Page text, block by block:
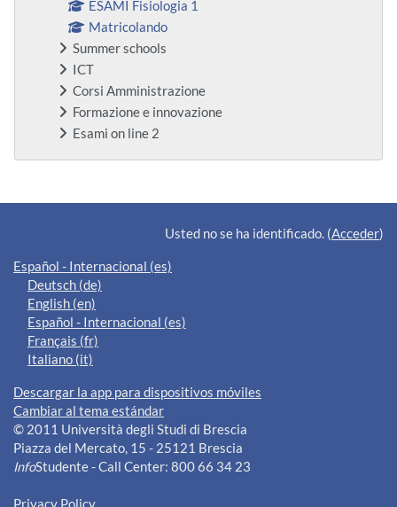
ESAMI Fisiologia 1
Matricolando
Summer schools
ICT
Corsi Amministrazione
Formazione e innovazione
Esami on line 2
Bloques suplementarios
Usted no se ha identificado. (Acceder)
Español - Internacional ‎(es)‎
Deutsch ‎(de)‎
English ‎(en)‎
Español - Internacional ‎(es)‎
Français ‎(fr)‎
Italiano ‎(it)‎
Descargar la app para dispositivos móviles
Cambiar al tema estándar
© 2011 Università degli Studi di Brescia
Piazza del Mercato, 15 - 25121 Brescia
InfoStudente - Call Center: 800 66 34 23
Privacy Policy